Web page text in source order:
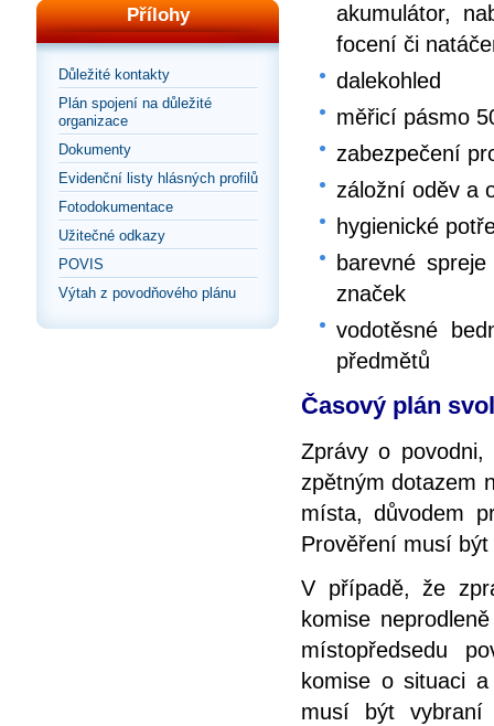
Přílohy
Důležité kontakty
Plán spojení na důležité
organizace
Dokumenty
Evidenční listy hlásných profilů
Fotodokumentace
Užitečné odkazy
POVIS
Výtah z povodňového plánu
akumulátor,
focení či
dalekohled
měřicí pásmo
zabezpečení
záložní oděv a
hygienické
barevné
značek
vodotěsné
předmětů
Časový plán
Zprávy o
zpětným dotazem
místa, důvodem
Prověření musí
V případě, že
komise
místopředsedu
komise o situaci
musí být vybraní